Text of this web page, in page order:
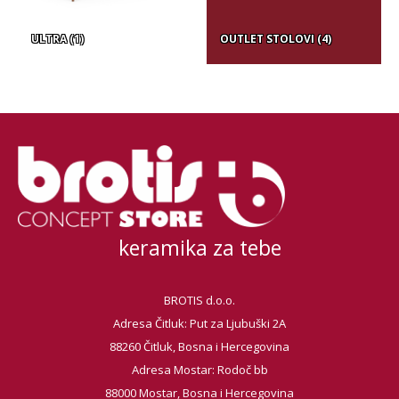
ULTRA(1) OUTLET STOLOVI(4)
keramika za tebe
BROTIS d.o.o.
Adresa Čitluk: Put za Ljubuški 2A
88260 Čitluk, Bosna i Hercegovina
Adresa Mostar: Rodoč bb
88000 Mostar, Bosna i Hercegovina